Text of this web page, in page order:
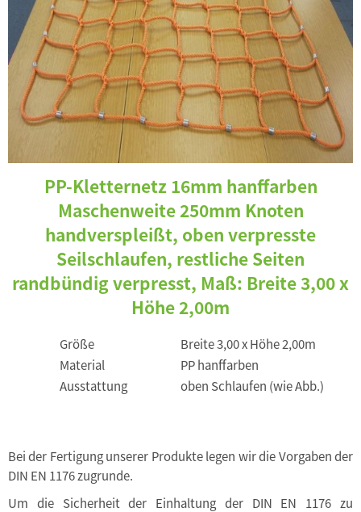
PP-Kletternetz 16mm hanffarben
Maschenweite 250mm Knoten
handverspleißt, oben verpresste
Seilschlaufen, restliche Seiten
randbündig verpresst, Maß: Breite 3,00 x
Höhe 2,00m
Größe
Breite 3,00 x Höhe 2,00m
Material
PP hanffarben
Ausstattung
oben Schlaufen (wie Abb.)
Bei der Fertigung unserer Produkte legen wir die Vorgaben der
DIN EN 1176 zugrunde.
Um die Sicherheit der Einhaltung der DIN EN 1176 zu